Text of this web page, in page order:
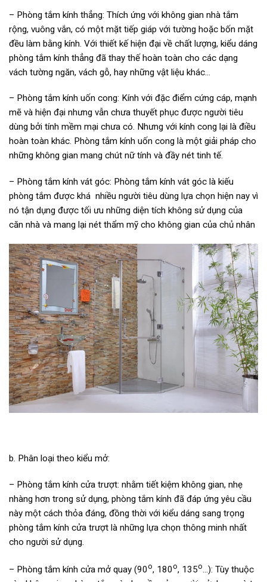
– Phòng tắm kính thẳng: Thích ứng với không gian nhà tắm
rộng, vuông vắn, có một mặt tiếp giáp với tường hoặc bốn mặt
đều làm bằng kính. Với thiết kế hiện đại về chất lượng, kiểu dáng
phòng tắm kính thẳng đã thay thế hoàn toàn cho các dạng
vách tường ngăn, vách gỗ, hay những vật liệu khác…
– Phòng tắm kính uốn cong: Kính với đặc điểm cứng cáp, mạnh
mẽ và hiện đại nhưng vẫn chưa thuyết phục được người tiêu
dùng bởi tính mềm mại chưa có. Nhưng với kính cong lại là điều
hoàn toàn khác. Phòng tắm kính uốn cong là một giải pháp cho
những không gian mang chút nữ tính và đầy nét tinh tế.
– Phòng tắm kính vát góc: Phòng tắm kính vát góc là kiếu
phòng tắm được khá nhiều người tiêu dùng lựa chọn hiện nay vì
nó tận dụng được tối ưu những diện tích không sử dụng của
căn nhà và mang lại nét thẩm mỹ cho không gian của chủ nhân
b. Phân loại theo kiểu mở:
– Phòng tắm kính cửa trượt: nhằm tiết kiệm không gian, nhẹ
nhàng hơn trong sử dụng, phòng tắm kính đã đáp ứng yêu cầu
này một cách thỏa đáng, đồng thời với kiểu dáng sang trọng
phòng tắm kính cửa trượt là những lựa chọn thông minh nhất
cho người sử dụng.
– Phòng tắm kính cửa mở quay (90o, 180o, 135o…): Tùy thuộc